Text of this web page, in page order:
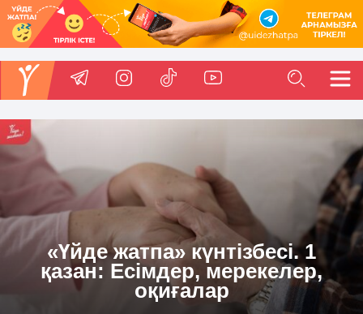
«Үйде жатпа» күнтізбесі. 1
қазан: Есімдер, мерекелер,
оқиғалар